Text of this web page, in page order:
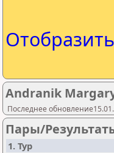
Andranik
Последнее
Пары/
1. Тур